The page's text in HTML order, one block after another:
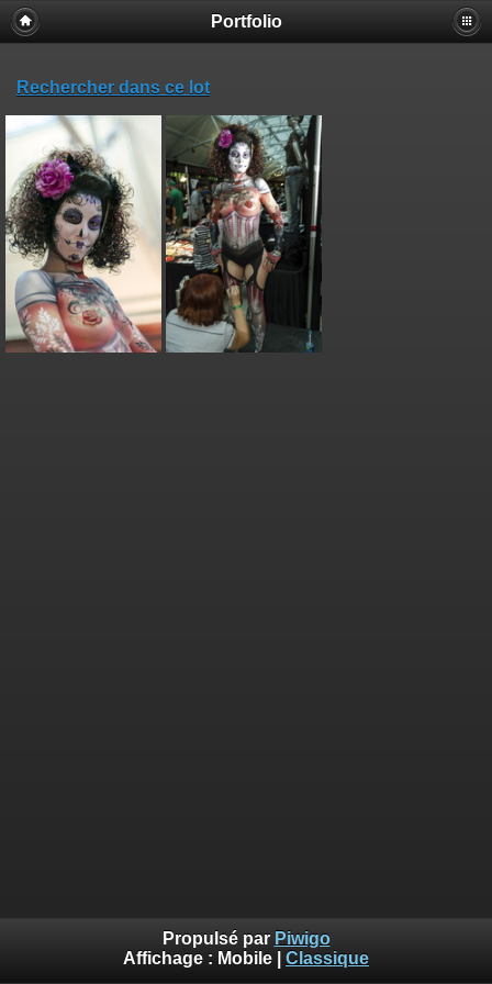
Portfolio
Rechercher dans ce lot
Propulsé par Piwigo
Affichage : Mobile Classique